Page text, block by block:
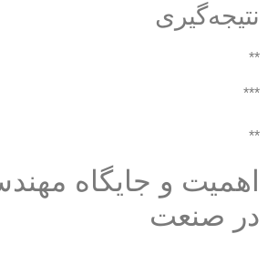
نتیجه‌گیری
**
***
**
اهمیت و جایگاه
در صنعت